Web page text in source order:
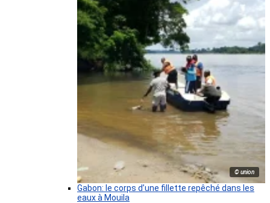
© union
Gabon: le corps d’une fillette repêché dans les
eaux à Mouila